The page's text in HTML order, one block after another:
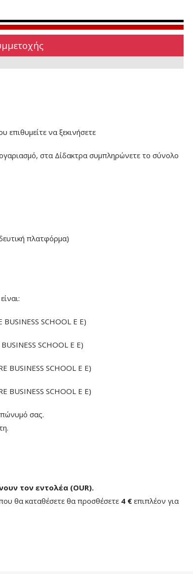
επιθυμείτε να ξεκινήσετε
στα Δίδακτρα συμπληρώνετε το σύνολο
πλατφόρμα)
SCHOOL E E)
SCHOOL E E)
BUSINESS SCHOOL E E)
SCHOOL E E)
σας.
τον εντολέα (ΟUR).
θα καταθέσετε θα προσθέσετε 4 € επιπλέον για